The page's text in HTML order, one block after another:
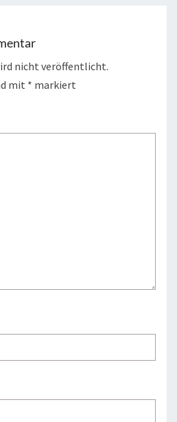
nicht veröffentlicht.
mit * markiert